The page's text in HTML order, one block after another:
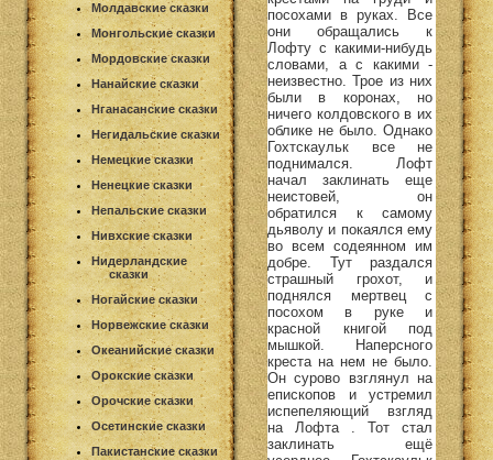
Молдавские сказки
Монгольские сказки
Мордовские сказки
Нанайские сказки
Нганасанские сказки
Негидальские сказки
Немецкие сказки
Ненецкие сказки
Непальские сказки
Нивхские сказки
Нидерландские
сказки
Ногайские сказки
Норвежские сказки
Океанийские сказки
Орокские сказки
Орочские сказки
Осетинские сказки
Пакистанские сказки
посохами в руках. Все
они обращались к
Лофту с какими-нибудь
словами, а с какими -
неизвестно. Трое из них
были в коронах, но
ничего колдовского в их
облике не было. Однако
Гохтскаульк все не
поднимался. Лофт
начал заклинать еще
неистовей, он
обратился к самому
дьяволу и покаялся ему
во всем содеянном им
добре. Тут раздался
страшный грохот, и
поднялся мертвец с
посохом в руке и
красной книгой под
мышкой. Наперсного
креста на нем не было.
Он сурово взглянул на
епископов и устремил
испепеляющий взгляд
на Лофта . Тот стал
заклинать ещё